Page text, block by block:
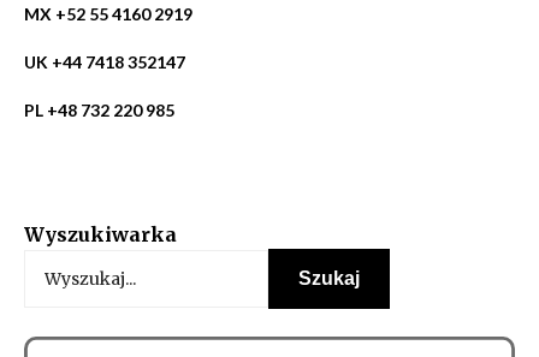
MX +52 55 4160 2919
UK +44 7418 352147
PL +48 732 220 985
Wyszukiwarka